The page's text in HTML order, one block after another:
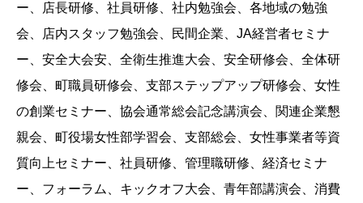
ー、店長研修、社員研修、社内勉強会、各地域の勉強
会、店内スタッフ勉強会、民間企業、JA経営者セミナ
ー、安全大会安、全衛生推進大会、安全研修会、全体研
修会、町職員研修会、支部ステップアップ研修会、女性
の創業セミナー、協会通常総会記念講演会、関連企業懇
親会、町役場女性部学習会、支部総会、女性事業者等資
質向上セミナー、社員研修、管理職研修、経済セミナ
ー、フォーラム、キックオフ大会、青年部講演会、消費